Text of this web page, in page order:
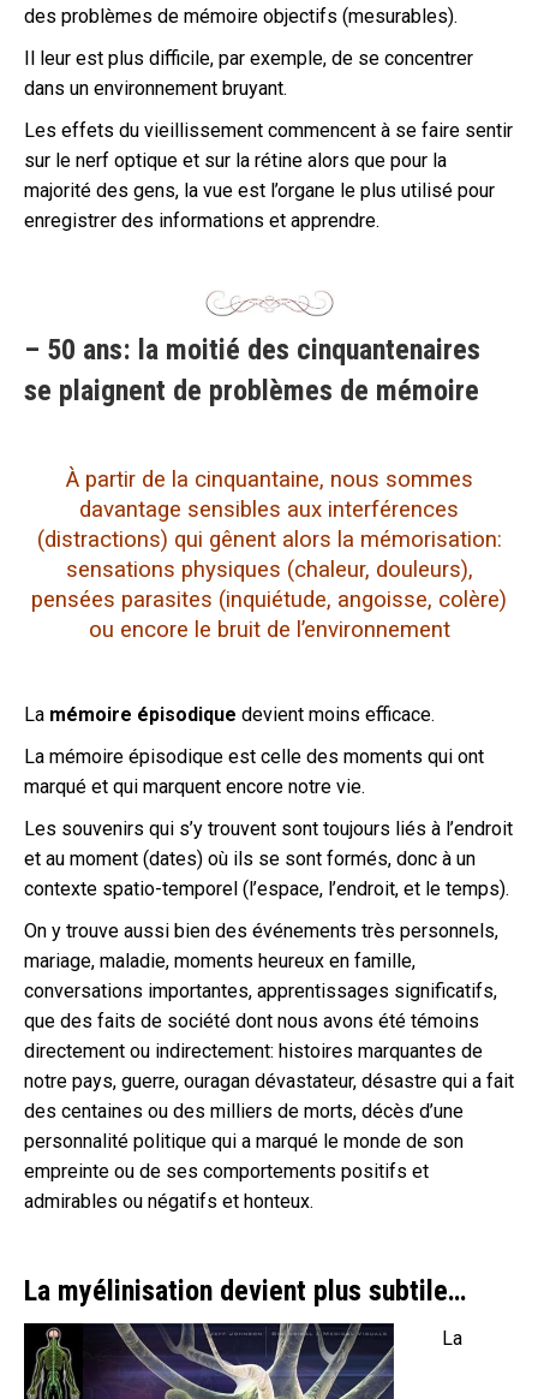
des problèmes de mémoire objectifs (mesurables).
Il leur est plus difficile, par exemple, de se concentrer
dans un environnement bruyant.
Les effets du vieillissement commencent à se faire sentir
sur le nerf optique et sur la rétine alors que pour la
majorité des gens, la vue est l’organe le plus utilisé pour
enregistrer des informations et apprendre.
– 50 ans: la moitié des cinquantenaires
se plaignent de problèmes de mémoire
À partir de la cinquantaine, nous sommes
davantage sensibles aux interférences
(distractions) qui gênent alors la mémorisation:
sensations physiques (chaleur, douleurs),
pensées parasites (inquiétude, angoisse, colère)
ou encore le bruit de l’environnement
La mémoire épisodique devient moins efficace.
La mémoire épisodique est celle des moments qui ont
marqué et qui marquent encore notre vie.
Les souvenirs qui s’y trouvent sont toujours liés à l’endroit
et au moment (dates) où ils se sont formés, donc à un
contexte spatio-temporel (l’espace, l’endroit, et le temps).
On y trouve aussi bien des événements très personnels,
mariage, maladie, moments heureux en famille,
conversations importantes, apprentissages significatifs,
que des faits de société dont nous avons été témoins
directement ou indirectement: histoires marquantes de
notre pays, guerre, ouragan dévastateur, désastre qui a fait
des centaines ou des milliers de morts, décès d’une
personnalité politique qui a marqué le monde de son
empreinte ou de ses comportements positifs et
admirables ou négatifs et honteux.
La myélinisation devient plus subtile…
La